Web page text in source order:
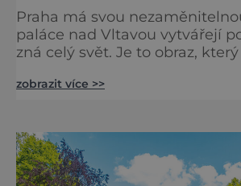
Praha má svou
paláce nad Vltavou vytvářejí
zná celý svět. Je to obraz,
jediný Čech, který by ho
metropole, má ho na seznamu
zobrazit více >>